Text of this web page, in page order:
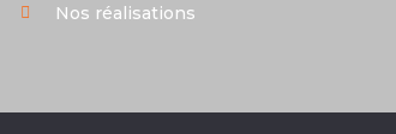
Nos réalisations